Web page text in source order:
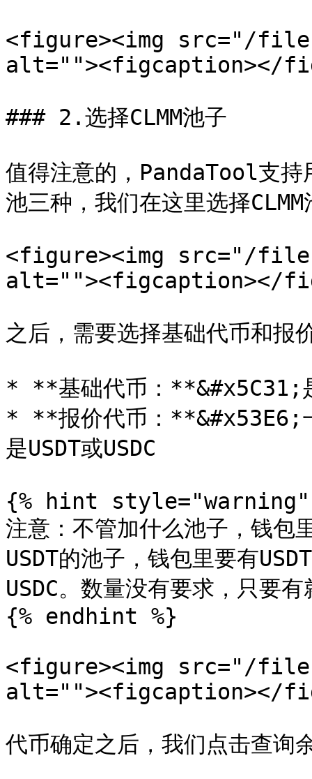
<figure><img src="/files/
alt=""><figcaption></
### 2.选择CLMM池子
值得注意的，PandaTool支持
池三种，我们在这里选择CLMM
<figure><img src="/files/
alt=""><figcaption></
之后，需要选择基础代币和报
* **基础代币：**&#x5C31;
* **报价代币：**&#x53E6;
是USDT或USDC
{% hint style="warning"
注意：不管加什么池子，钱包
USDT的池子，钱包里要有
USDC。数量没有要求，只要
{% endhint %}
<figure><img src="/
alt=""><figcaption></
代币确定之后，我们点击查询